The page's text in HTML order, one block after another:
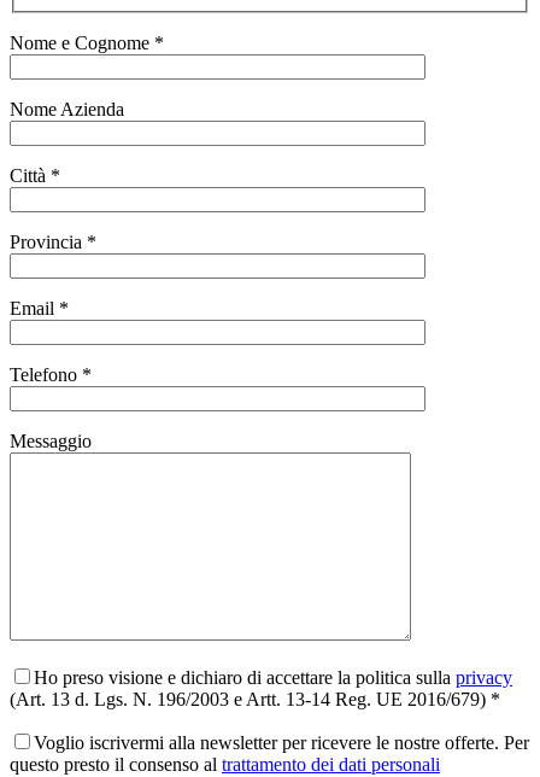
Nome e Cognome *
Nome Azienda
Città *
Provincia *
Email *
Telefono *
Messaggio
Ho preso visione e dichiaro di accettare la politica sulla privacy
(Art. 13 d. Lgs. N. 196/2003 e Artt. 13-14 Reg. UE 2016/679) *
Voglio iscrivermi alla newsletter per ricevere le nostre offerte. Per
questo presto il consenso al trattamento dei dati personali